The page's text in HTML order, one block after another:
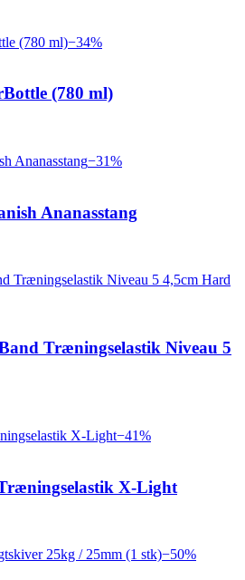
−34%
(780 ml)
−31%
Ananasstang
Træningselastik Niveau 5
−41%
X-Light
−50%